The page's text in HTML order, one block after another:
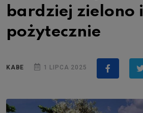
bardziej zielono i
pożytecznie
KABE 1 LIPCA 2025